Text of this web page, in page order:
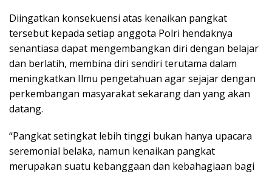
Diingatkan konsekuensi atas kenaikan pangkat
tersebut kepada setiap anggota Polri hendaknya
senantiasa dapat mengembangkan diri dengan belajar
dan berlatih, membina diri sendiri terutama dalam
meningkatkan Ilmu pengetahuan agar sejajar dengan
perkembangan masyarakat sekarang dan yang akan
datang.
“Pangkat setingkat lebih tinggi bukan hanya upacara
seremonial belaka, namun kenaikan pangkat
merupakan suatu kebanggaan dan kebahagiaan bagi